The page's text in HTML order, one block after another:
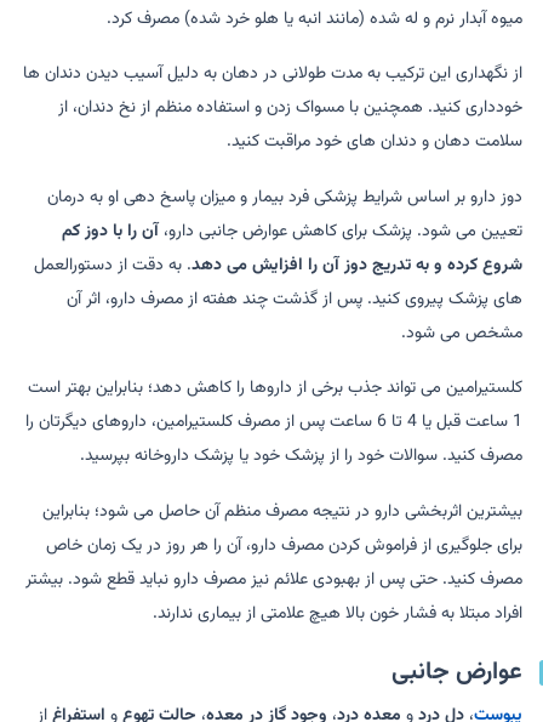
میوه آبدار نرم و له شده (مانند انبه یا هلو خرد شده) مصرف کرد.
از نگهداری این ترکیب به مدت طولانی در دهان به دلیل آسیب دیدن دندان ها
خودداری کنید. همچنین با مسواک زدن و استفاده منظم از نخ دندان، از
سلامت دهان و دندان های خود مراقبت کنید.
دوز دارو بر اساس شرایط پزشکی فرد بیمار و میزان پاسخ دهی او به درمان
تعیین می شود. پزشک برای کاهش عوارض جانبی دارو،آن را با دوز کم
شروع کرده و به تدریج دوز آن را افزایش می دهد. به دقت از دستورالعمل
های پزشک پیروی کنید. پس از گذشت چند هفته از مصرف دارو، اثر آن
مشخص می شود.
کلستیرامین می تواند جذب برخی از داروها را کاهش دهد؛ بنابراین بهتر است
1 ساعت قبل یا 4 تا 6 ساعت پس از مصرف کلستیرامین، داروهای دیگرتان را
مصرف کنید. سوالات خود را از پزشک خود یا پزشک داروخانه بپرسید.
بیشترین اثربخشی دارو در نتیجه مصرف منظم آن حاصل می شود؛ بنابراین
برای جلوگیری از فراموش کردن مصرف دارو، آن را هر روز در یک زمان خاص
مصرف کنید. حتی پس از بهبودی علائم نیز مصرف دارو نباید قطع شود. بیشتر
افراد مبتلا به فشار خون بالا هیچ علامتی از بیماری ندارند.
عوارض جانبی
یبوست،دل دردو معده درد، وجود گاز در معده، حالت تهوعو استفراغاز